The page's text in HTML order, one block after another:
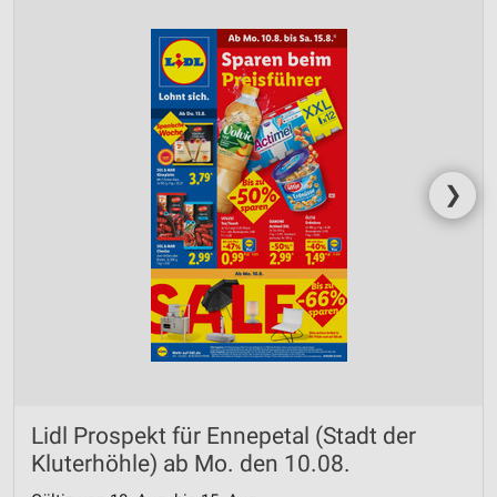
❯
Lidl Prospekt für Ennepetal (Stadt der
Kluterhöhle) ab Mo. den 10.08.